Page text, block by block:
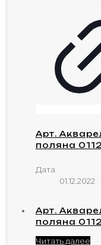
Арт.
поляна
Дата
01.12.2022
Арт.
поляна
Читать далее